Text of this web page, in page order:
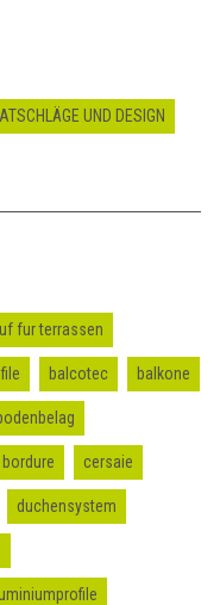
UND DESIGN
fur terrassen
balcotec balkone
bordure cersaie
duchensystem